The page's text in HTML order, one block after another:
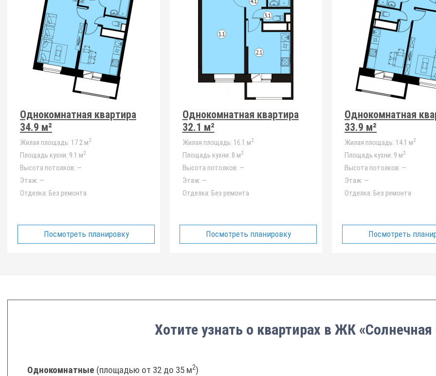
Однокомнатная квартира
34.9 м²
Жилая площадь: 17.2 м2
Площадь кухни: 9.1 м2
Высота потолков: —
Этаж: —
Отделка: Без ремонта
Посмотреть планировку
Однокомнатная квартира
32.1 м²
Жилая площадь: 16.1 м2
Площадь кухни: 8 м2
Высота потолков: —
Этаж: —
Отделка: Без ремонта
Посмотреть планировку
Однокомнатная
33.9 м²
Жилая площадь: 14.1 м2
Площадь кухни: 9 м2
Высота потолков: —
Этаж: —
Отделка: Без ремонта
Посмотреть
Хотите узнать о квартирах в ЖК «Солнечная
Однокомнатные (площадью от 32 до 35 м2)